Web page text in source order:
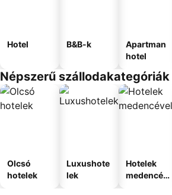
Hotel B&B-k
Apartman
hotel
Népszerű szállodakategóriák
Olcsó
hotelek
Luxushote
lek
Hotelek
medencév